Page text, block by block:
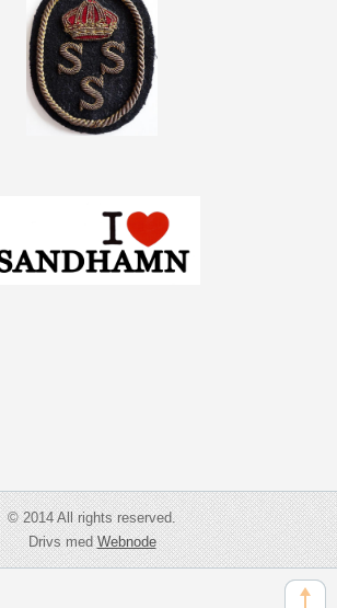
© 2014 All rights reserved.
Drivs medWebnode